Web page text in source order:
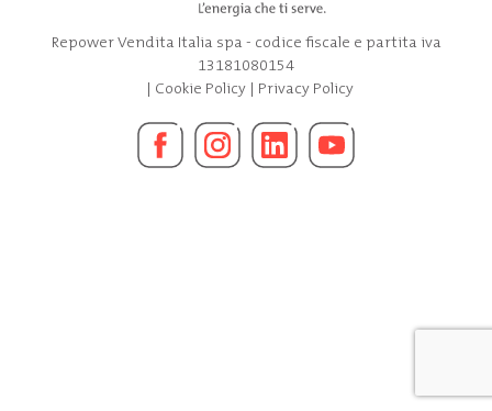
Repower Vendita Italia spa - codice fiscale e partita iva
13181080154
| Cookie Policy| Privacy Policy